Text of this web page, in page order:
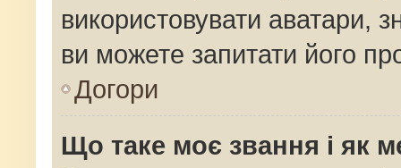
використовувати аватари,
ви можете запитати його
Догори
Що таке моє звання і як